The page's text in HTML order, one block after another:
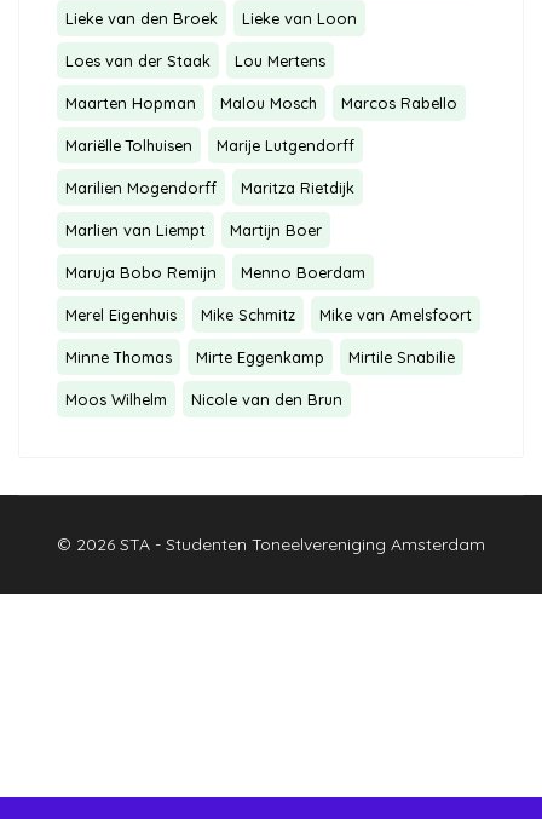
Lieke van den Broek Lieke van Loon
Loes van der Staak Lou Mertens
Maarten Hopman Malou Mosch Marcos Rabello
Mariëlle Tolhuisen Marije Lutgendorff
Marilien Mogendorff Maritza Rietdijk
Marlien van Liempt Martijn Boer
Maruja Bobo Remijn Menno Boerdam
Merel Eigenhuis Mike Schmitz Mike van Amelsfoort
Minne Thomas Mirte Eggenkamp Mirtile Snabilie
Moos Wilhelm Nicole van den Brun
© 2026 STA - Studenten Toneelvereniging Amsterdam